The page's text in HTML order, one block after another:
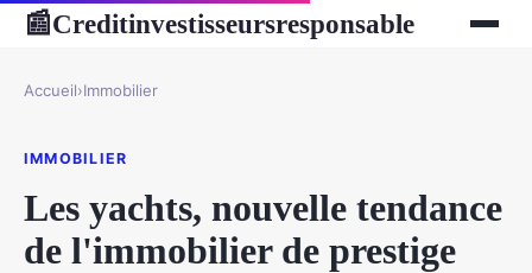
📰Creditinvestisseursresponsable
Accueil›Immobilier
IMMOBILIER
Les yachts, nouvelle tendance
de l'immobilier de prestige